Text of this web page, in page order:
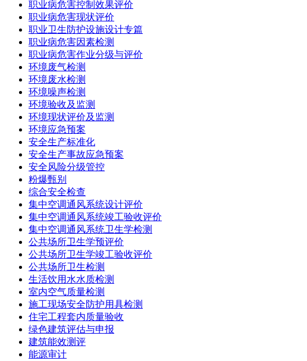
职业病危害控制效果评价
职业病危害现状评价
职业卫生防护设施设计专篇
职业病危害因素检测
职业病危害作业分级与评价
环境废气检测
环境废水检测
环境噪声检测
环境验收及监测
环境现状评价及监测
环境应急预案
安全生产标准化
安全生产事故应急预案
安全风险分级管控
粉爆甄别
综合安全检查
集中空调通风系统设计评价
集中空调通风系统竣工验收评价
集中空调通风系统卫生学检测
公共场所卫生学预评价
公共场所卫生学竣工验收评价
公共场所卫生检测
生活饮用水水质检测
室内空气质量检测
施工现场安全防护用具检测
住宅工程套内质量验收
绿色建筑评估与申报
建筑能效测评
能源审计